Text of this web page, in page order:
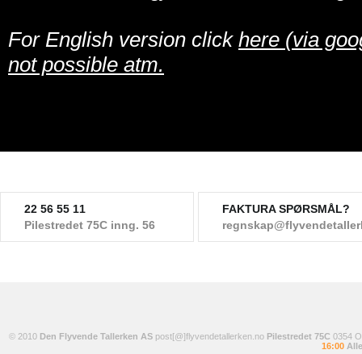
For English version click here (via
not possible atm.
22 56 55 11
Pilestredet 75C inng. 56
FAKTURA SPØRSMÅL?
© 2010 Den Flyvende Tallerken ASpost[@]flyvendetallerken.no Pilestredet 75C 0354
16:00